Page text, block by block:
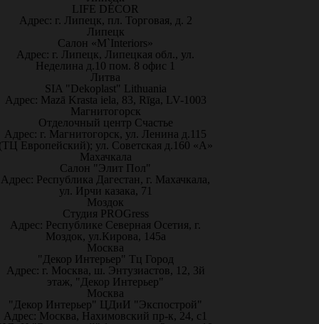
LIFE DÉCOR
Адрес: г. Липецк, пл. Торговая, д. 2
Липецк
Салон «M`Interiors»
Адрес: г. Липецк, Липецкая обл., ул.
Неделина д.10 пом. 8 офис 1
Литва
SIA "Dekoplast" Lithuania
Адрес: Mazā Krasta iela, 83, Rīga, LV-1003
Магнитогорск
Отделочный центр Счастье
Адрес: г. Магнитогорск, ул. Ленина д.115
Европейский); ул. Советская д.160 «А»
Махачкала
Салон "Элит Пол"
Адрес: Республика Дагестан, г. Махачкала,
ул. Ирчи казака, 71
Моздок
Студия PROGress
Адрес: Республике Северная Осетия, г.
Моздок, ул.Кирова, 145а
Москва
"Декор Интерьер" Тц Город
Адрес: г. Москва, ш. Энтузиастов, 12, 3й
этаж, "Декор Интерьер"
Москва
"Декор Интерьер" ЦДиИ "Экспострой"
Адрес: Москва, Нахимовский пр-к, 24, с1